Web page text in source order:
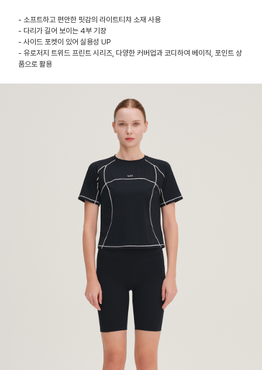
- 소프트하고 편안한 핏감의 라이트티챠 소재 사용
- 다리가 길어 보이는 4부 기장
- 사이드 포켓이 있어 실용성 UP
- 유로저지 트위드 프린트 시리즈, 다양한 커버업과 코디하여 베이직, 포인트 상
품으로 활용